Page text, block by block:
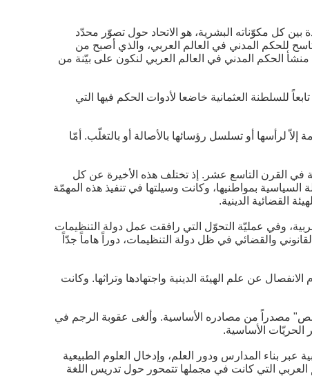
كل مكوّناته البشرية، هو الاتحاد حول تصوّر محدّد
للحكم المدني في العالم العربي، والذي أصبح من
الحكم المدني في العالم العربي لنكون على بيّنة من
العثمانية خاضعا لأدوات الحكم فيها التي
لرأسها أو تسلسل رؤسائها بالأصالة أو بالتغلّب. أمّا
في القرن التاسع عشر. إذ تختلف هذه الأخيرة عن كل
السياسية بمواطنيها، وكانت وسيلتها في تنفيذ هذه المهمّة
القضائية الدينية.
وفي عمليّة التحوّل التي رافقت عمل دولة التنظيمات
والقضائي في ظل دولة التنظيمات، دوراً هاماً جدّاً
عن علم الهيئة الدينية واجتهادها وتراثها. وكانت
ولا عقوبة بلا نص" مصدراً من مصادره الأساسية. وألغى عقوبة الرجم في
الحريّات الأساسية.
بناء المدارس ودور العلم، وإدخال العلوم الطبيعية
العربي التي كانت في مجملها تتمحور حول تدريس اللغة